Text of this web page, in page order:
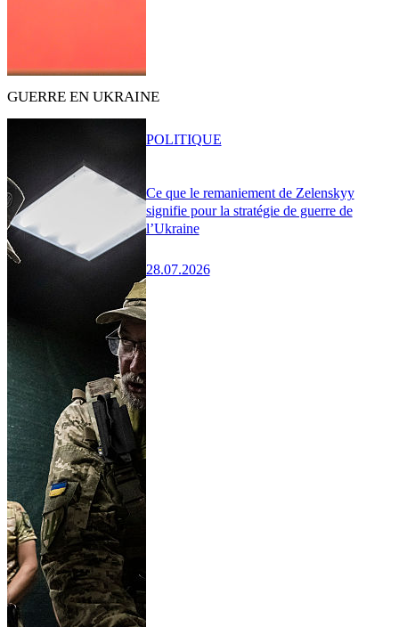
GUERRE EN UKRAINE
Ce que le remaniement de Zelenskyy
signifie pour la stratégie de guerre de
l’Ukraine
28.07.2026
POLITIQUE